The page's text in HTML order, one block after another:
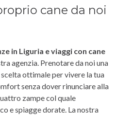
cane da noi
in Liguria e viaggi con cane
agenzia. Prenotare da noi una
ottimale per vivere la tua
senza dover rinunciare alla
zampe col quale
e spiagge dorate. La nostra